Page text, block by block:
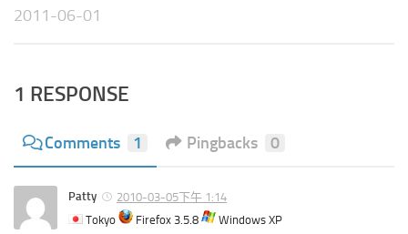
2011-06-01
1 RESPONSE
Comments 1 Pingbacks 0
Patty
2010-03-05下午 1:14
Tokyo
Firefox 3.5.8
Windows XP